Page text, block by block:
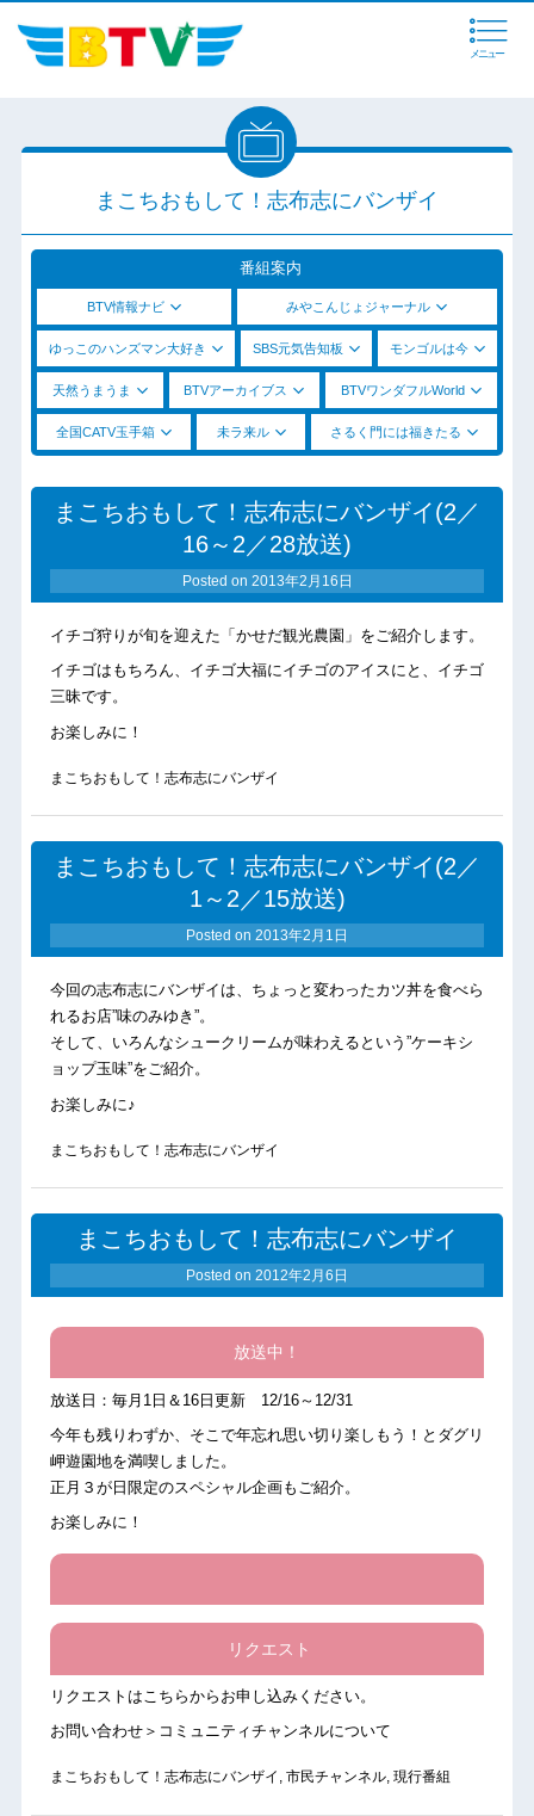
メニュー
まこちおもして！志布志にバンザイ
番組案内
BTV情報ナビ みやこんじょジャーナル
ゆっこのハンズマン大好き SBS元気告知板 モンゴルは今
天然うまうま BTVアーカイブス BTVワンダフルWorld
全国CATV玉手箱 未ラ来ル さるく門には福きたる
まこちおもして！志布志にバンザイ(2／
16～2／28放送)
Posted on 2013年2月16日
イチゴ狩りが旬を迎えた「かせだ観光農園」をご紹介します。
イチゴはもちろん、イチゴ大福にイチゴのアイスにと、イチゴ
三昧です。
お楽しみに！
まこちおもして！志布志にバンザイ
まこちおもして！志布志にバンザイ(2／
1～2／15放送)
Posted on 2013年2月1日
今回の志布志にバンザイは、ちょっと変わったカツ丼を食べら
れるお店”味のみゆき”。
そして、いろんなシュークリームが味わえるという”ケーキシ
ョップ玉味”をご紹介。
お楽しみに♪
まこちおもして！志布志にバンザイ
まこちおもして！志布志にバンザイ
Posted on 2012年2月6日
放送中！
放送日：毎月1日＆16日更新 12/16～12/31
今年も残りわずか、そこで年忘れ思い切り楽しもう！とダグリ
岬遊園地を満喫しました。
正月３が日限定のスペシャル企画もご紹介。
お楽しみに！
リクエスト
リクエストはこちらからお申し込みください。
お問い合わせ＞コミュニティチャンネルについて
まこちおもして！志布志にバンザイ , 市民チャンネル, 現行番組